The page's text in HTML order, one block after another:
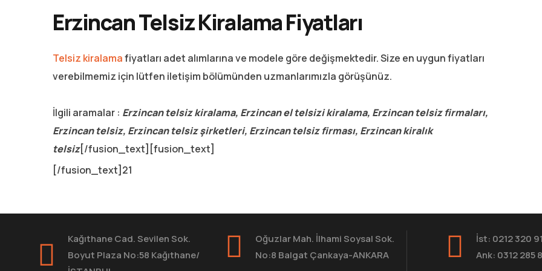
Erzincan Telsiz Kiralama Fiyatları
Telsiz kiralamafiyatları adet alımlarına ve modele göre değişmektedir. Size en uygun fiyatları
verebilmemiz için lütfen iletişim bölümünden uzmanlarımızla görüşünüz.
İlgili aramalar : Erzincan telsiz kiralama, Erzincan el telsizi kiralama, Erzincan telsiz firmaları,
Erzincan telsiz, Erzincan telsiz şirketleri, Erzincan telsiz firması, Erzincan kiralık
telsiz[/fusion_text][fusion_text]
[/fusion_text]21
Kağıthane Cad. Sevilen Sok.
Boyut Plaza No:58 Kağıthane/
Oğuzlar Mah. İlhami Soysal Sok.
No:8 Balgat Çankaya-ANKARA
İst: 0212 320
Ank: 0312 285